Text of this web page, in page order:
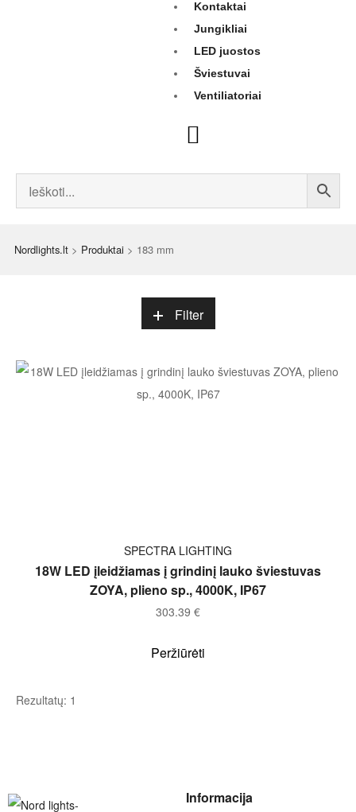
Kontaktai
Jungikliai
LED juostos
Šviestuvai
Ventiliatoriai
Nordlights.lt > Produktai > 183 mm
Filter
Į KREPŠELĮ
SPECTRA LIGHTING
18W LED įleidžiamas į grindinį lauko šviestuvas
ZOYA, plieno sp., 4000K, IP67
303.39 €
Peržiūrėti
Rezultatų: 1
Informacija